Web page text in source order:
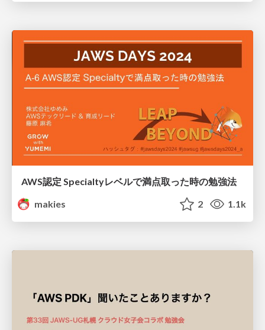
AWS認定 Specialtyレベルで満点取った時の勉強法
makies
2 1.1k